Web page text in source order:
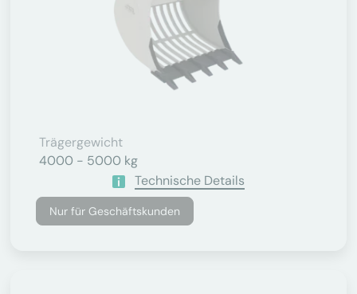
Trägergewicht
4000 - 5000 kg
Technische Details
Nur für Geschäftskunden